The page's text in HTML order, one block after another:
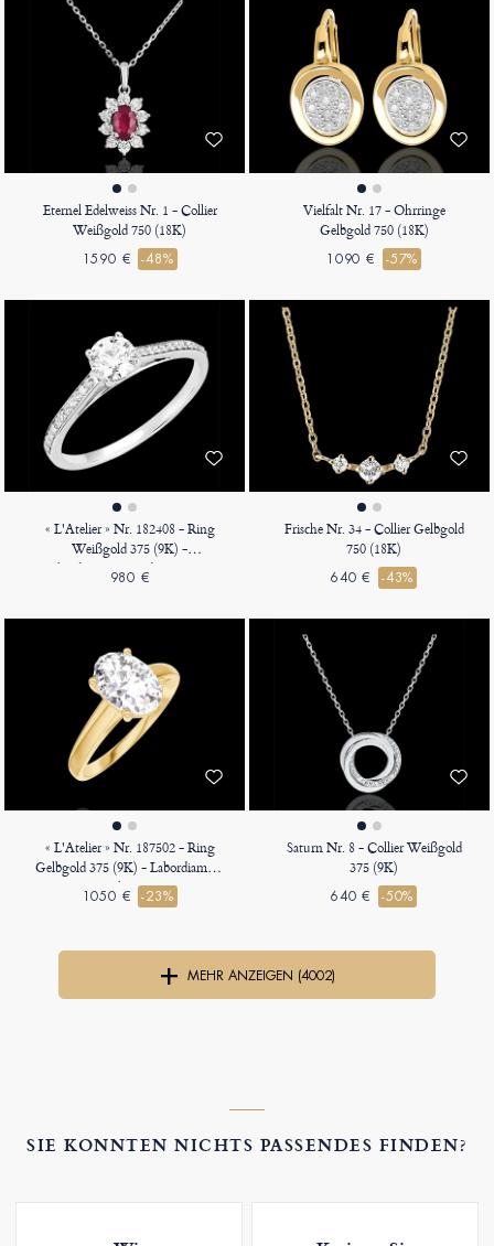
Eternel Edelweiss Nr. 1 - Collier
Weißgold 750 (18K)
1590 € -48%
Vielfalt Nr. 17 - Ohrringe
Gelbgold 750 (18K)
1090 € -57%
« L'Atelier » Nr. 182408 - Ring
Weißgold 375 (9K) -
Labordiamant Rund 0.5 Karat -
Fassung Labordiamant
980 €
Frische Nr. 34 - Collier Gelbgold
750 (18K)
640 € -43%
« L'Atelier » Nr. 187502 - Ring
Gelbgold 375 (9K) - Labordiamant
Oval 1 Karat
1050 € -23%
Saturn Nr. 8 - Collier Weißgold
375 (9K)
640 € -50%
MEHR ANZEIGEN (4002)
SIE KONNTEN NICHTS PASSENDES FINDEN?